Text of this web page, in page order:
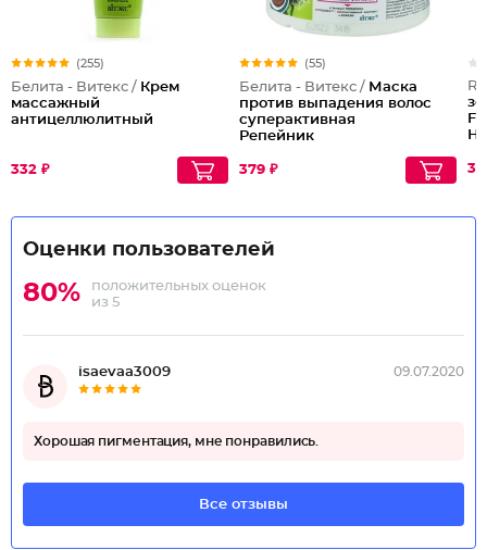
(255)
Белита - Витекс / Крем
массажный
антицеллюлитный
332 ₽
(55)
Белита - Витекс / Маска
против выпадения волос
суперактивная
Репейник
379 ₽
Оценки пользователей
80%
положительных оценок
из 5
isaevaa3009 09.07.2020
Хорошая пигментация, мне понравились.
Все отзывы